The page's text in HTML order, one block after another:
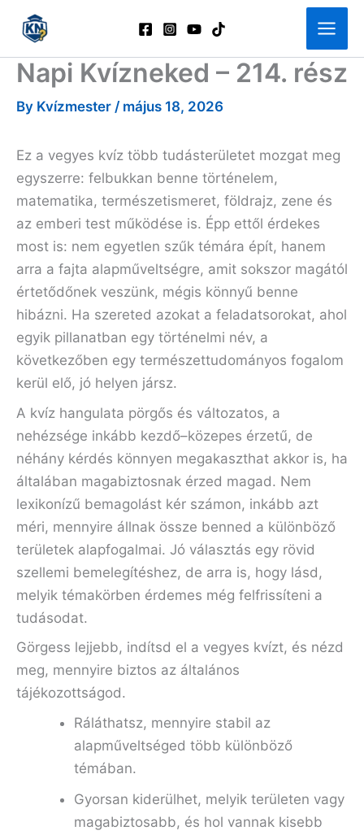
content
Napi Kvízneked – 214. rész
By Kvízmester / május 18, 2026
Ez a vegyes kvíz több tudásterületet mozgat meg
egyszerre: felbukkan benne történelem,
matematika, természetismeret, földrajz, zene és
az emberi test működése is. Épp ettől érdekes
most is: nem egyetlen szűk témára épít, hanem
arra a fajta alapműveltségre, amit sokszor magától
értetődőnek veszünk, mégis könnyű benne
hibázni. Ha szereted azokat a feladatsorokat, ahol
egyik pillanatban egy történelmi név, a
következőben egy természettudományos fogalom
kerül elő, jó helyen jársz.
A kvíz hangulata pörgős és változatos, a
nehézsége inkább kezdő–közepes érzetű, de
néhány kérdés könnyen megakaszthat akkor is, ha
általában magabiztosnak érzed magad. Nem
lexikonízű bemagolást kér számon, inkább azt
méri, mennyire állnak össze benned a különböző
területek alapfogalmai. Jó választás egy rövid
szellemi bemelegítéshez, de arra is, hogy lásd,
melyik témakörben érdemes még felfrissíteni a
tudásodat.
Görgess lejjebb, indítsd el a vegyes kvízt, és nézd
meg, mennyire biztos az általános
tájékozottságod.
Ráláthatsz, mennyire stabil az
alapműveltséged több különböző
témában.
Gyorsan kiderülhet, melyik területen vagy
magabiztosabb, és hol vannak kisebb